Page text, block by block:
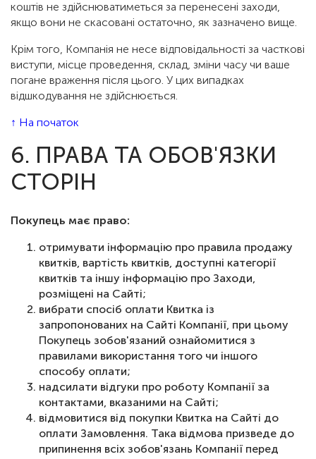
коштів не здійснюватиметься за перенесені заходи,
якщо вони не скасовані остаточно, як зазначено вище.
Крім того, Компанія не несе відповідальності за часткові
виступи, місце проведення, склад, зміни часу чи ваше
погане враження після цього. У цих випадках
відшкодування не здійснюється.
↑ На початок
6. ПРАВА ТА ОБОВ'ЯЗКИ
СТОРІН
Покупець має право:
отримувати інформацію про правила продажу
квитків, вартість квитків, доступні категорії
квитків та іншу інформацію про Заходи,
розміщені на Сайті;
вибрати спосіб оплати Квитка із
запропонованих на Сайті Компанії, при цьому
Покупець зобов'язаний ознайомитися з
правилами використання того чи іншого
способу оплати;
надсилати відгуки про роботу Компанії за
контактами, вказаними на Сайті;
відмовитися від покупки Квитка на Сайті до
оплати Замовлення. Така відмова призведе до
припинення всіх зобов'язань Компанії перед